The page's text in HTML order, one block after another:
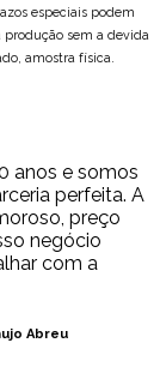
especiais podem
sem a devida
amostra física.
anos e somos
perfeita. A
preço
negócio
com a
Abreu